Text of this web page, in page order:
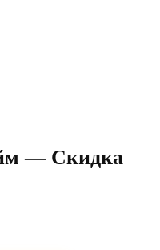
— Скидка